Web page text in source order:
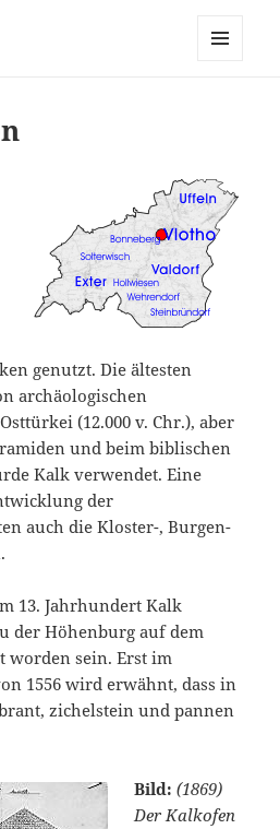
genutzt. Die ältesten
archäologischen
(12.000 v. Chr.), aber
und beim biblischen
Kalk verwendet. Eine
der
auch die Kloster-, Burgen-
13. Jahrhundert Kalk
der Höhenburg auf dem
worden sein. Erst im
1556 wird erwähnt, dass in
zichelstein und pannen
Bild:(1869)
Der Kalkofen